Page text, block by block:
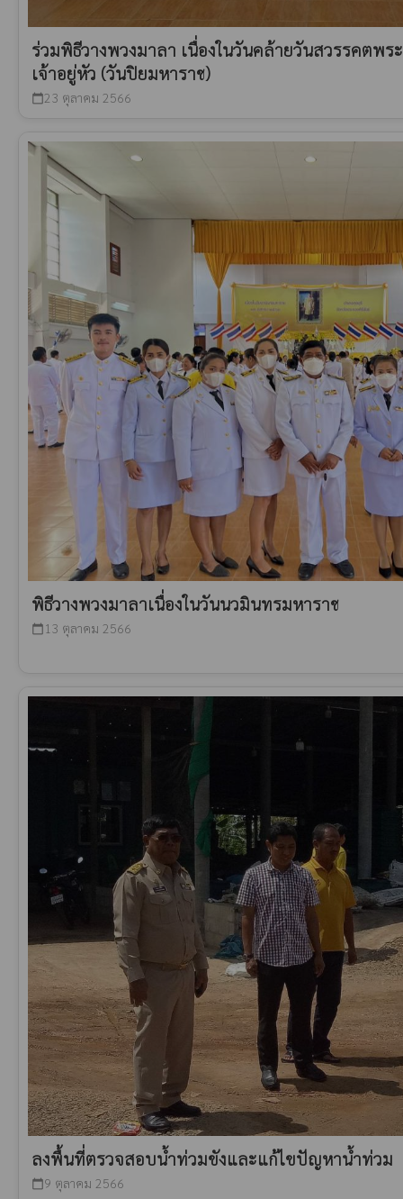
ร่วมพิธีวางพวงมาลา เนื่องในวันคล้ายวันสวรรคตพ
เจ้าอยู่หัว (วันปิยมหาราช)
calendar_today23 ตุลาคม 2566
พิธีวางพวงมาลาเนื่องในวันนวมินทรมหาราช
calendar_today 13 ตุลาคม 2566
ลงพื้นที่ตรวจสอบน้ำท่วมขังและแก้ไขปัญหาน้ำท่วม
calendar_today9 ตุลาคม 2566